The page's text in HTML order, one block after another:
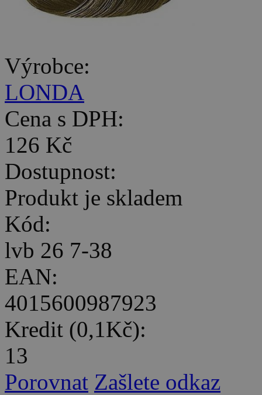
Výrobce:
LONDA
Cena s DPH:
126 Kč
Dostupnost:
Produkt je skladem
Kód:
lvb 26 7-38
EAN:
4015600987923
Kredit (0,1Kč):
13
Porovnat Zašlete odkaz